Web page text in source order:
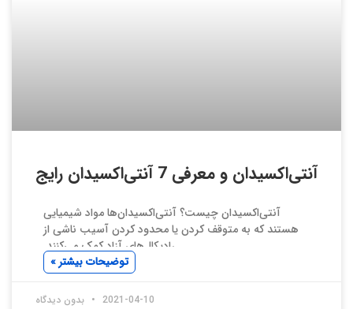
آنتی‌اکسیدان و معرفی 7 آنتی‌اکسیدان رایج
آنتی‌اکسیدان‌ چیست؟ آنتی‌اکسیدان‌ها مواد شیمیایی
هستند که به متوقف کردن یا محدود کردن آسیب ناشی از
رادیکال‌های آزاد کمک می‌کنند.
توضیحات بیشتر »
2021-04-10 بدون دیدگاه